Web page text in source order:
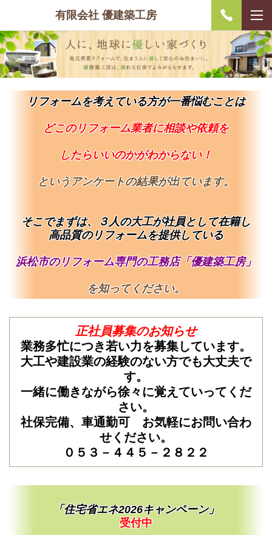
有限会社 優建築工房
リフォームを考えている方が一番悩むことは
どこのリフォーム業者に相談や依頼を
したらいいのかがわからない！
というアンケートの結果が出ています。
そこでまずは、３人の大工が社員として在籍し
高品質のリフォームを提供している
浜松市のリフォーム専門の工務店「優建築工房」
を知ってください。
正社員募集のお知らせ
業務多忙につき若い力を募集しています。
大工や建設業の経験のない方でも大丈夫で
す。
一緒に働きながら徐々に覚えていってくだ
さい。
社保完備、車通勤可 お気軽にお問い合わ
せください。
０５３－４４５－２８２２
「住宅省エネ2026キャンペーン」
受付中